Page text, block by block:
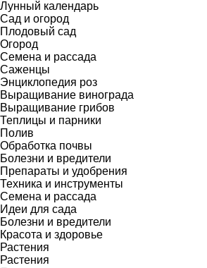
Лунный календарь
Сад и огород
Плодовый сад
Огород
Семена и рассада
Саженцы
Энциклопедия роз
Выращивание винограда
Выращивание грибов
Теплицы и парники
Полив
Обработка почвы
Болезни и вредители
Препараты и удобрения
Техника и инструменты
Семена и рассада
Идеи для сада
Болезни и вредители
Красота и здоровье
Растения
Растения